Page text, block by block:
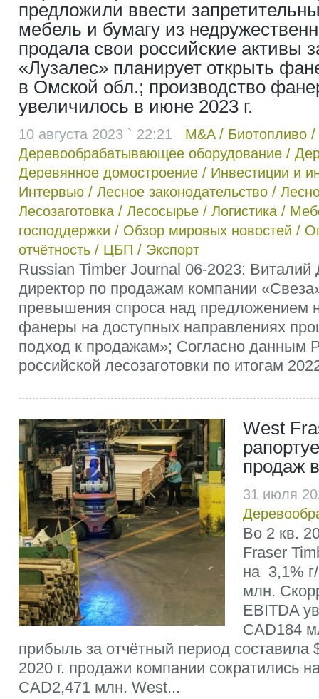
предложили ввести
мебель и бумагу из
продала свои российские активы
«Лузалес» планирует открыть
в Омской обл.; производство
увеличилось в июне 2023 г.
10 августа 2023 ` 22:21 M&A/ Биотопливо /
Деревообрабатывающее оборудование /
Деревянное домостроение / Инвестиции и
Интервью / Лесное законодательство /
Лесозаготовка / Лесосырье / Логистика /
господдержки / Обзор мировых новостей /
отчётность / ЦБП / Экспорт
Russian Timber Journal 06-2023: Виталий
директор по продажам компании
превышения спроса над предложением
фанеры на доступных направлениях
подход к продажам»; Согласно данным
российской лесозаготовки по итогам
West
продаж
31 июля
Во 2 кв.
Fraser
на 3,1%
млн.
EBITDA
CAD184
прибыль за отчётный период
2020 г. продажи компании сократились
CAD2,471 млн. West...